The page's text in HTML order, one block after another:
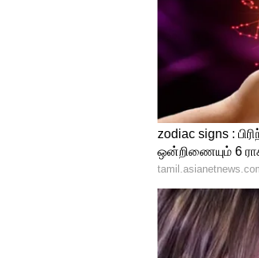
இத்துடன் இன்றைய
மேலும்